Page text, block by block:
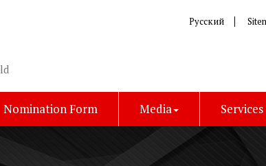
Русский
Nomination Form Media